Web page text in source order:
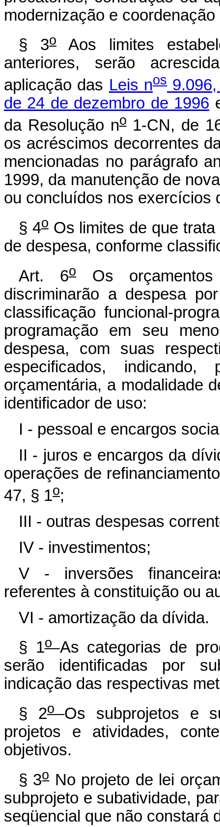
modernização e
§ 3o
Aos limites
anteriores, serão
aplicação das Leis nos9.096,
de 24 de dezembro de 1996
da Resolução no1-CN, de
os acréscimos decorrentes
mencionadas no parágrafo
1999, da manutenção de
ou concluídos nos exercícios
§ 4oOs limites de que trata
de despesa, conforme
Art. 6oOs
discriminarão a despesa
classificação funcional-
programação em seu
despesa, com suas
especificados,
orçamentária, a modalidade
identificador de uso:
I - pessoal e encargos
II - juros e encargos da
operações de
47, § 1o;
III - outras despesas
IV - investimentos;
V - inversões
referentes à constituição ou
VI - amortização da dívida.
§ 1o As categorias de
serão identificadas por
indicação das respectivas
§ 2o Os subprojetos e
projetos e atividades,
objetivos.
§ 3oNo projeto de lei
subprojeto e subatividade,
seqüencial que não constará